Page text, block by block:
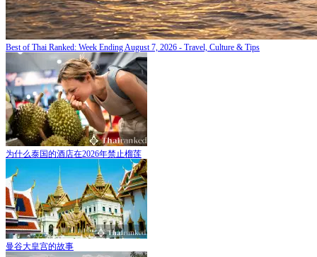
Best of Thai Ranked: Week Ending August 7, 2026 - Travel, Culture & Tips
为什么泰国的酒店在2026年禁止榴莲
曼谷大皇宫的故事